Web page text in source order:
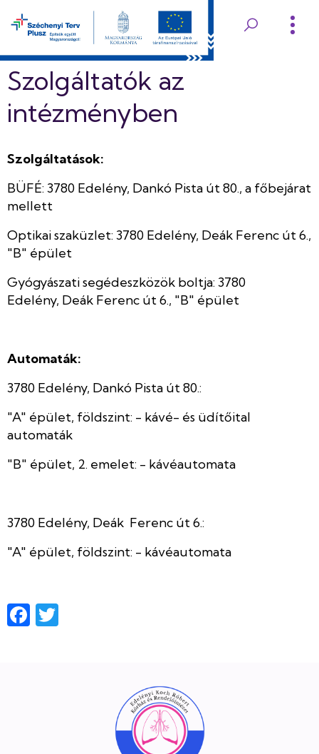
tartalomraEdelényi
Koch
Róbert
és
Rendelőintézet
Szolgáltatók az
intézményben
Szolgáltatások:
BÜFÉ: 3780 Edelény, Dankó Pista út 80., a főbejárat
mellett
Optikai szaküzlet: 3780 Edelény, Deák Ferenc út 6.,
"B" épület
Gyógyászati segédeszközök boltja: 3780
Edelény, Deák Ferenc út 6., "B" épület
Automaták:
3780 Edelény, Dankó Pista út 80.:
"A" épület, földszint: - kávé- és üdítőital
automaták
"B" épület, 2. emelet: - kávéautomata
3780 Edelény, Deák Ferenc út 6.:
"A" épület, földszint: - kávéautomata
Facebook